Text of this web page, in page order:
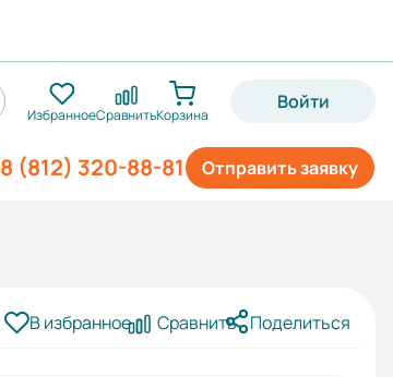
ИзбранноеСравнитьКорзина
Войти
Отправить заявку
8 (812) 320-88-81
В избранное Сравнить Поделиться